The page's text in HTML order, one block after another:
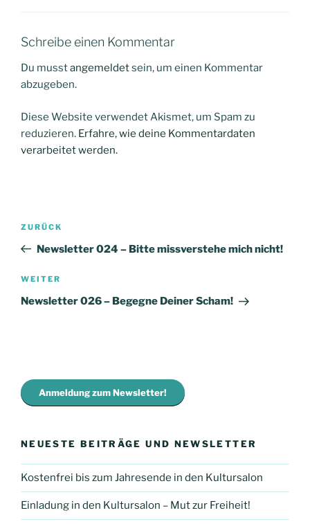
Schreibe einen Kommentar
Du musstangemeldetsein, um einen Kommentar
abzugeben.
Diese Website verwendet Akismet, um Spam zu
reduzieren. Erfahre, wie deine Kommentardaten
verarbeitet werden.
Beitragsnavigation
Vorheriger
Beitrag
ZURÜCK
Newsletter 024 – Bitte missverstehe mich nicht!
Nächster
Beitrag
WEITER
Newsletter 026 – Begegne Deiner Scham!
Anmeldung zum Newsletter!
NEUESTE BEITRÄGE UND NEWSLETTER
Kostenfrei bis zum Jahresende in den Kultursalon
Einladung in den Kultursalon – Mut zur Freiheit!